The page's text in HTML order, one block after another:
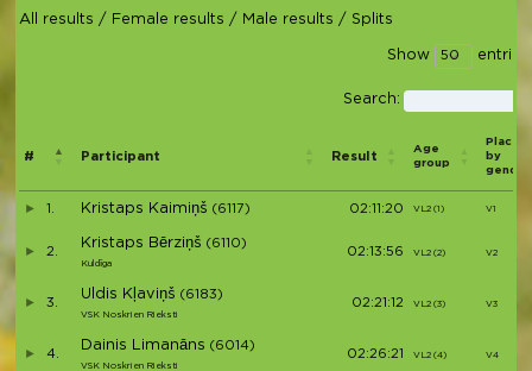
All results / Female results / Male results / Splits
Show entries
Search:
# Participant Result
Age
group
Place
by
gender
1. Kristaps Kaimiņš (6117) 02:11:20 VL2 (1) V1
2.
Kristaps Bērziņš (6110)
Kuldīga
02:13:56 VL2 (2) V2
3.
Uldis Kļaviņš (6183)
VSK Noskrien Rieksti
02:21:12 VL2 (3) V3
4.
Dainis Limanāns (6014)
VSK Noskrien Rieksti
02:26:21 VL2 (4) V4